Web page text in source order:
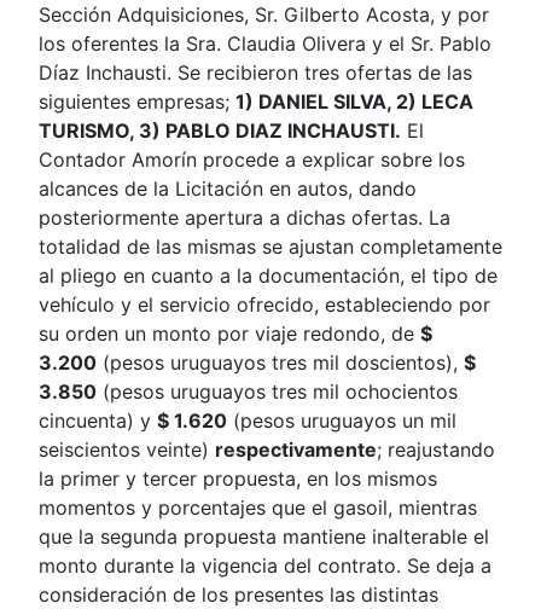
Sección Adquisiciones, Sr. Gilberto Acosta, y por
los oferentes la Sra. Claudia Olivera y el Sr. Pablo
Díaz Inchausti. Se recibieron tres ofertas de las
siguientes empresas; 1) DANIEL SILVA, 2) LECA
TURISMO, 3) PABLO DIAZ INCHAUSTI. El
Contador Amorín procede a explicar sobre los
alcances de la Licitación en autos, dando
posteriormente apertura a dichas ofertas. La
totalidad de las mismas se ajustan completamente
al pliego en cuanto a la documentación, el tipo de
vehículo y el servicio ofrecido, estableciendo por
su orden un monto por viaje redondo, de $
3.200 (pesos uruguayos tres mil doscientos), $
3.850 (pesos uruguayos tres mil ochocientos
cincuenta) y $ 1.620 (pesos uruguayos un mil
seiscientos veinte) respectivamente; reajustando
la primer y tercer propuesta, en los mismos
momentos y porcentajes que el gasoil, mientras
que la segunda propuesta mantiene inalterable el
monto durante la vigencia del contrato. Se deja a
consideración de los presentes las distintas